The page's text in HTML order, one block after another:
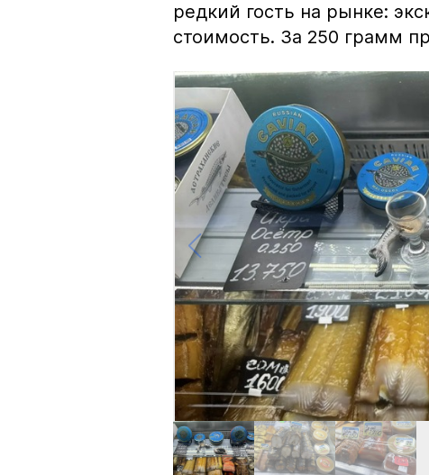
редкий гость на рынке:
стоимость. За 250 грамм